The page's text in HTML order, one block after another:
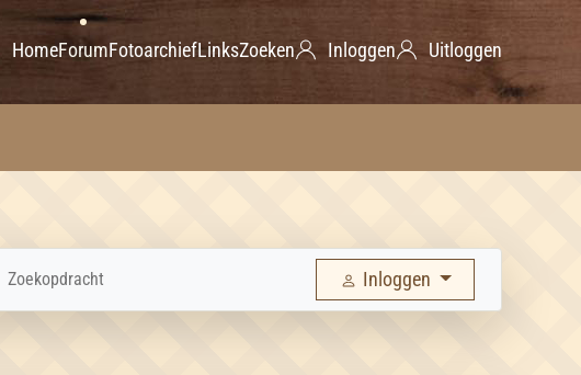
HomeForumFotoarchiefLinksZoeken Inloggen Uitloggen
Zoekopdracht Inloggen